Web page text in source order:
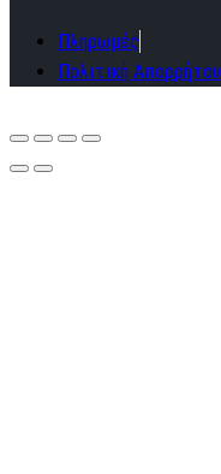
Πληρωμές
Πολιτική Απορρήτου